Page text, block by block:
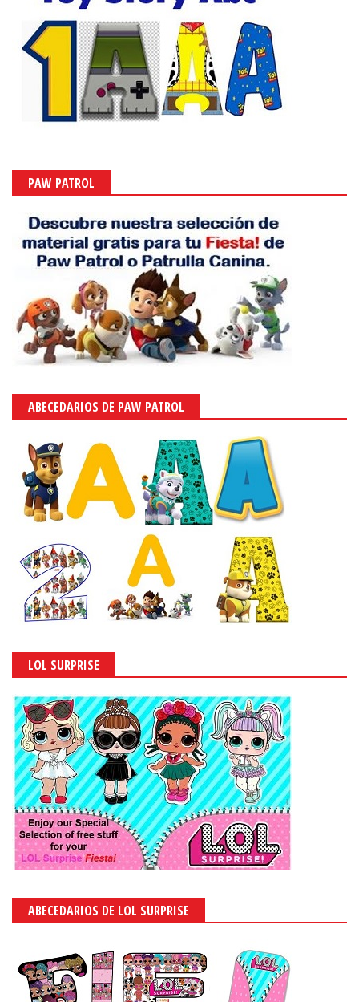
PAW PATROL
ABECEDARIOS DE PAW PATROL
LOL SURPRISE
ABECEDARIOS DE LOL SURPRISE